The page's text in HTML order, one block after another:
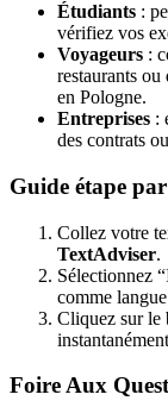
Étudiants :
vérifiez vos
Voyageurs :
restaurants
en Pologne.
Entreprises :
des contrats
Guide étape
Collez votre
TextAdviser.
Sélectionnez
comme
Cliquez sur le
Foire Aux